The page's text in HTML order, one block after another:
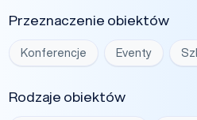
Przeznaczenie obiektów
Konferencje Eventy
Rodzaje obiektów